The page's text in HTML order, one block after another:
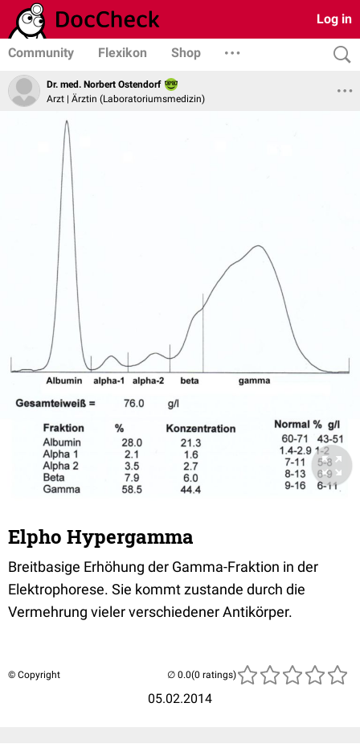
Log in
Community Flexikon Shop
Dr. med. Norbert Ostendorf
Arzt | Ärztin (Laboratoriumsmedizin)
Elpho Hypergamma
Breitbasige Erhöhung der Gamma-Fraktion in der
Elektrophorese. Sie kommt zustande durch die
Vermehrung vieler verschiedener Antikörper.
© Copyright
05.02.2014
(0 ratings)